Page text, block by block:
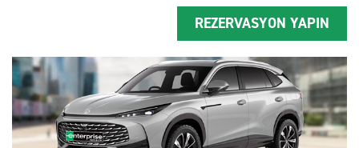
REZERVASYON YAPIN